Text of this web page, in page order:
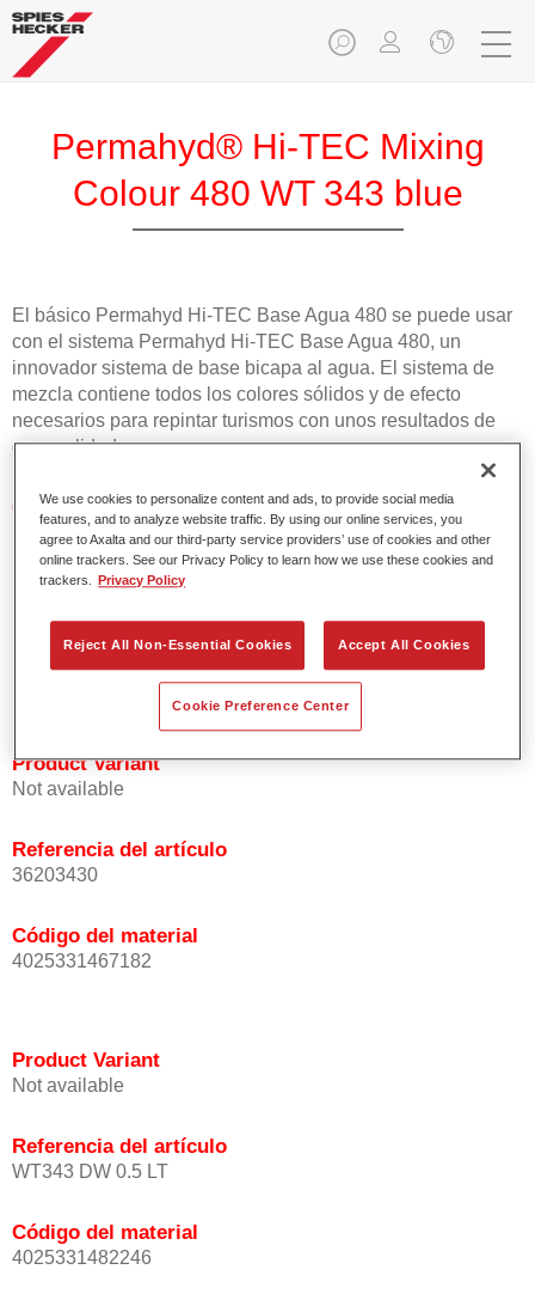
Permahyd® Hi-TEC Mixing
Colour 480 WT 343 blue
El básico Permahyd Hi-TEC Base Agua 480 se puede usar
con el sistema Permahyd Hi-TEC Base Agua 480, un
innovador sistema de base bicapa al agua. El sistema de
mezcla contiene todos los colores sólidos y de efecto
necesarios para repintar turismos con unos resultados de
gran calidad.
Características del producto
Fácil y rápido de aplicar.
Excepcional precisión del color con una orientación
homogénea de las partículas de efecto.
Difuminado fácil y seguro.
Muy buena cubrición.
Se usa para reparar colores de efecto OEM especiales.
Product Variant
Not available
Referencia del artículo
36203430
Código del material
4025331467182
Product Variant
Not available
Referencia del artículo
WT343 DW 0.5 LT
Código del material
4025331482246
We use cookies to personalize content and ads, to provide social media
features, and to analyze website traffic. By using our online services, you
agree to Axalta and our third-party service providers’ use of cookies and other
online trackers. See our Privacy Policy to learn how we use these cookies and
trackers.
Privacy Policy
Reject All Non-Essential Cookies Accept All Cookies
Cookie Preference Center